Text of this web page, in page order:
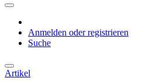
Anmelden oder registrieren
Suche
Artikel